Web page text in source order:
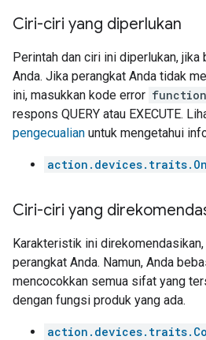
Ciri-ciri yang diperlukan
Perintah dan ciri ini diperlukan, jika
Anda. Jika perangkat Anda tidak
ini, masukkan kode error
respons QUERY atau EXECUTE.
pengecualian untuk mengetahui
Ciri-ciri yang
Karakteristik ini
perangkat Anda. Namun, Anda
mencocokkan semua sifat yang
dengan fungsi produk yang ada.